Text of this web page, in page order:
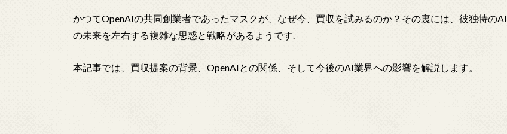
かつてOpenAIの共同創業者であったマスクが、なぜ今、買収を試みるのか？その裏には、彼独特のAI
の未来を左右する複雑な思惑と戦略があるようです.
本記事では、買収提案の背景、OpenAIとの関係、そして今後のAI業界への影響を解説します。